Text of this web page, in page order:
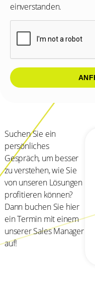
einverstanden.
Suchen Sie ein
persönliches
Gespräch, um besser
zu verstehen, wie Sie
von unseren Lösungen
profitieren können?
Dann buchen Sie hier
ein Termin mit einem
unserer Sales Manager
auf!